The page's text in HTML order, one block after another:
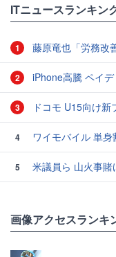
ITニュースランキン
1 藤原竜也「労務改
2 iPhone高騰 ペイ
3 ドコモ U15向け新
4 ワイモバイル 単
5
米議員ら 山火事
画像アクセスランキ